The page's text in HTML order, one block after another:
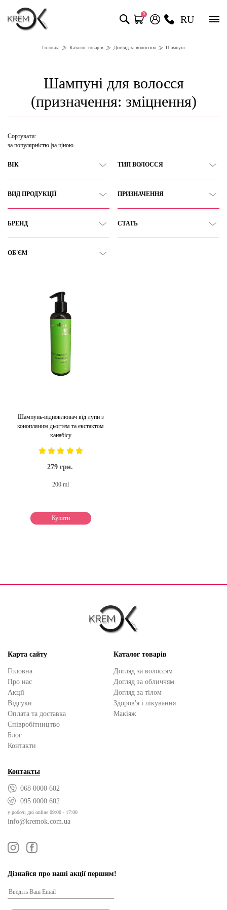
0 RU
Головна Каталог товарів Догляд за волоссям Шампуні
Шампуні для волосся
(призначення: зміцнення)
Сортувати:
за популярністю за ціною
ВІК ТИП ВОЛОССЯ
ВИД ПРОДУКЦІЇ ПРИЗНАЧЕННЯ
БРЕНД СТАТЬ
ОБ'ЄМ
Шампунь-відновлювач від лупи з
конопляним дьогтем та екстактом
канабісу
279 грн.
200 ml
Купити
Карта сайту
Головна
Про нас
Акції
Відгуки
Оплата та доставка
Cпівробітництво
Блог
Контакти
Каталог товарів
Догляд за волоссям
Догляд за обличчям
Догляд за тілом
Здоров'я і лікування
Макіяж
Контакты
068 0000 602
095 0000 602
у робочі дні online 09:00 - 17:00
info@kremok.com.ua
Дізнайся про наші акції першим!